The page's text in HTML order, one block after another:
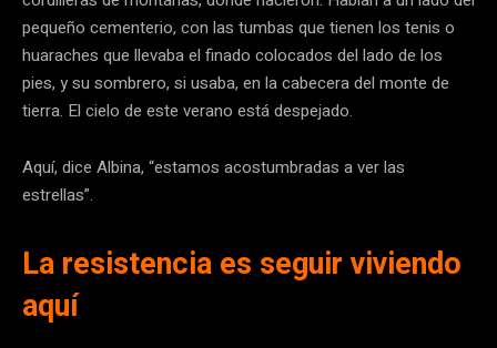
pequeño cementerio, con las tumbas que tienen los tenis o
huaraches que llevaba el finado colocados del lado de los
pies, y su sombrero, si usaba, en la cabecera del monte de
tierra. El cielo de este verano está despejado.
Aquí, dice Albina, “estamos acostumbradas a ver las
estrellas”.
La resistencia es seguir viviendo
aquí